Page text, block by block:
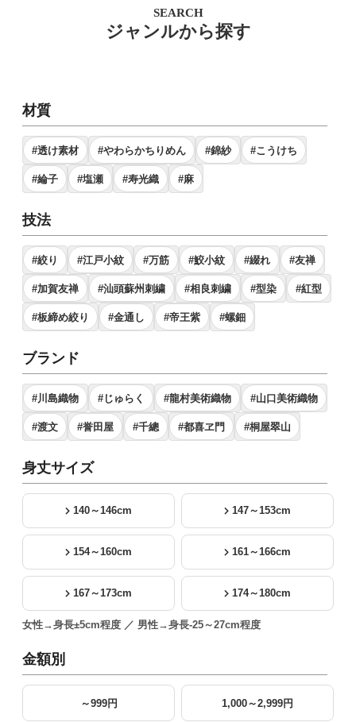
SEARCH
ジャンルから探す
材質
#透け素材 #やわらかちりめん #錦紗 #こうけち
#綸子 #塩瀬 #寿光織 #麻
技法
#絞り #江戸小紋 #万筋 #鮫小紋 #綴れ #友禅
#加賀友禅 #汕頭蘇州刺繍 #相良刺繍 #型染 #紅型
#板締め絞り #金通し #帝王紫 #螺鈿
ブランド
#川島織物 #じゅらく #龍村美術織物 #山口美術織物
#渡文 #誉田屋 #千總 #都喜ヱ門 #桐屋翠山
身丈サイズ
140～146cm 147～153cm
154～160cm 161～166cm
167～173cm 174～180cm
女性→身長±5cm程度 ／ 男性→身長-25～27cm程度
金額別
～999円 1,000～2,999円